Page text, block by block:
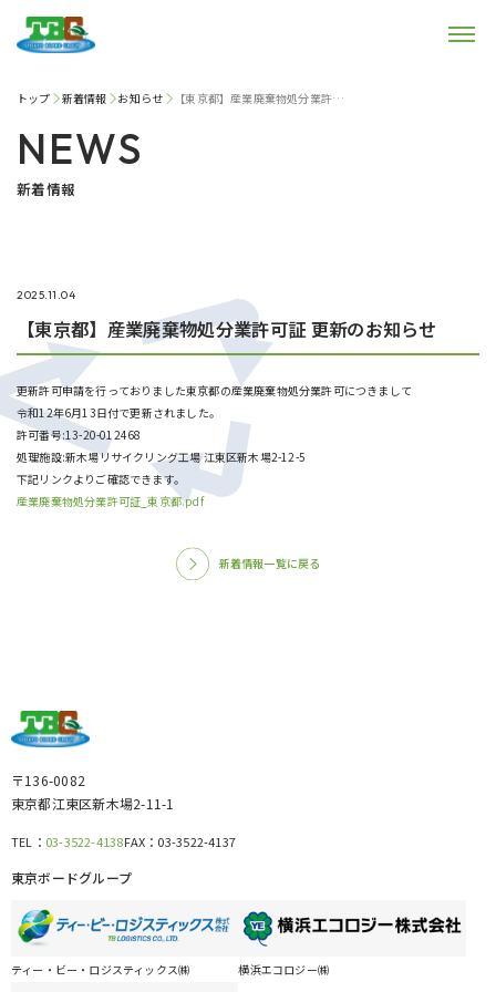
トップ 新着情報 お知らせ 【東京都】産業廃棄物処分業許可証 更新のお知らせ
NEWS
新着情報
2025.11.04
【東京都】産業廃棄物処分業許可証 更新のお知らせ
更新許可申請を行っておりました東京都の産業廃棄物処分業許可につきまして
令和12年6月13日付で更新されました。
許可番号:13-20-012468
処理施設:新木場リサイクリング工場 江東区新木場2-12-5
下記リンクよりご確認できます。
産業廃棄物処分業許可証_東京都.pdf
新着情報一覧に戻る
〒136-0082
東京都江東区新木場2-11-1
TEL： 03-3522-4138FAX： 03-3522-4137
東京ボードグループ
ティー・ビー・ロジスティックス㈱ 横浜エコロジー㈱